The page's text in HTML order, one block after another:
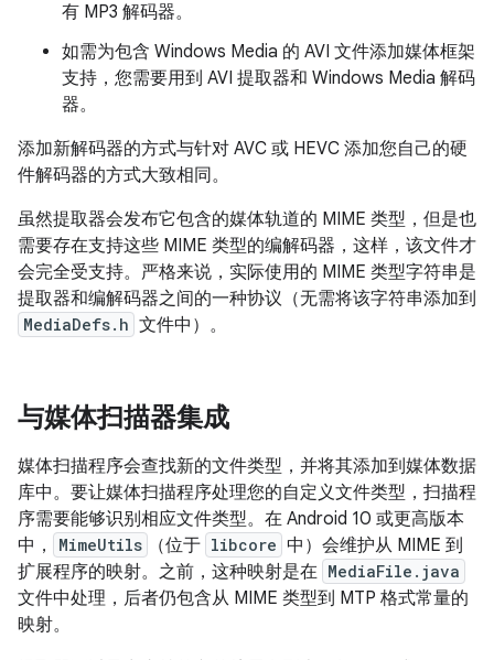
有 MP3 解码器。
如需为包含 Windows Media 的 AVI 文件添加媒体框架
支持，您需要用到 AVI 提取器和 Windows Media 解码
器。
添加新解码器的方式与针对 AVC 或 HEVC 添加您自己的硬
件解码器的方式大致相同。
虽然提取器会发布它包含的媒体轨道的 MIME 类型，但是也
需要存在支持这些 MIME 类型的编解码器，这样，该文件才
会完全受支持。严格来说，实际使用的 MIME 类型字符串是
提取器和编解码器之间的一种协议（无需将该字符串添加到
MediaDefs.h 文件中）。
与媒体扫描器集成
媒体扫描程序会查找新的文件类型，并将其添加到媒体数据
库中。要让媒体扫描程序处理您的自定义文件类型，扫描程
序需要能够识别相应文件类型。在 Android 10 或更高版本
中，
MimeUtils （位于 libcore 中）会维护从 MIME 到
扩展程序的映射。之前，这种映射是在 MediaFile.java
文件中处理，后者仍包含从 MIME 类型到 MTP 格式常量的
映射。